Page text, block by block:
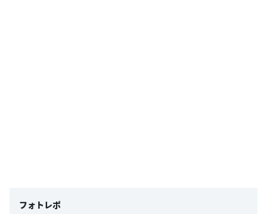
フォトレポ